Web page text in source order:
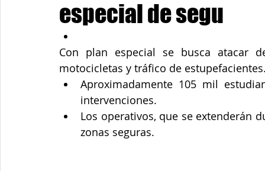
Medio ambiente Movilidad Mujeres
Secretaría de Salud
especial de segu
Con plan especial se busca atacar
motocicletas y tráfico de
Aproximadamente 105 mil
intervenciones.
Los operativos, que se extenderán
zonas seguras.